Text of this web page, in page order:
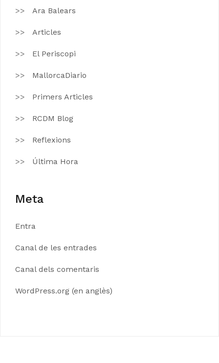
Ara Balears
Articles
El Periscopi
MallorcaDiario
Primers Articles
RCDM Blog
Reflexions
Última Hora
Meta
Entra
Canal de les entrades
Canal dels comentaris
WordPress.org (en anglès)